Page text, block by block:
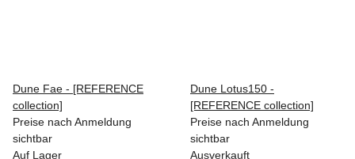
Dune Fae - [REFERENCE
collection]
Preise nach Anmeldung
sichtbar
Dune Lotus150 -
[REFERENCE collection]
Preise nach Anmeldung
sichtbar
Auf Lager
Ausverkauft